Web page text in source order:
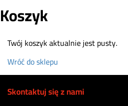
Koszyk
Twój koszyk aktualnie jest pusty.
Wróć do sklepu
Skontaktuj się z nami